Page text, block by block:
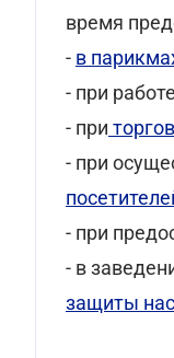
время
- в
- при работе
- при
- при
- при
- в
защиты